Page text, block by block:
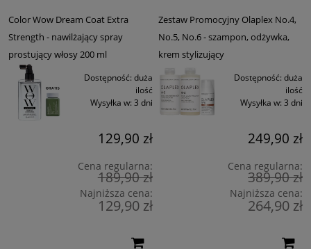
Color Wow Dream Coat Extra
Strength - nawilżający spray
prostujący włosy 200 ml
Dostępność: duża
ilość
Wysyłka w: 3 dni
129,90 zł
Cena regularna:
189,90 zł
Najniższa cena:
129,90 zł
Zestaw Promocyjny Olaplex No.4,
No.5, No.6 - szampon, odżywka,
krem stylizujący
Dostępność: duża
ilość
Wysyłka w: 3 dni
249,90 zł
Cena regularna:
389,90 zł
Najniższa cena:
264,90 zł